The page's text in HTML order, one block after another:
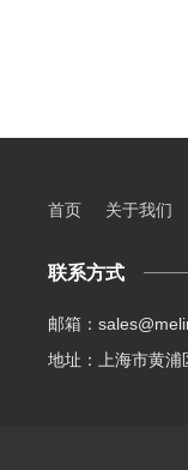
首页 关于我们
联系方式
邮箱：
地址：上海市黄浦